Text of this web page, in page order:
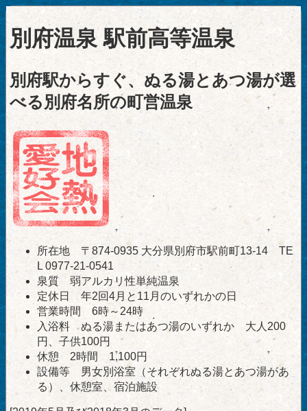
別府温泉 駅前高等温泉
別府駅からすぐ、ぬる湯とあつ湯が選
べる別府名所の町営温泉
所在地 〒874-0935 大分県別府市駅前町13-14 TE
L 0977-21-0541
泉質 弱アルカリ性単純温泉
定休日 年2回4月と11月のいずれかの日
営業時間 6時～24時
入浴料 ぬる湯またはあつ湯のいずれか 大人200
円、子供100円
休憩 2時間 1,100円
設備等 男女別浴室（それぞれぬる湯とあつ湯があ
る）、休憩室、宿泊施設